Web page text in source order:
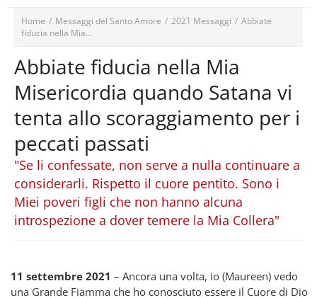
Home / Messaggi del Santo Amore / 2021 Messaggi / Abbiate
fiducia nella Mia...
Abbiate fiducia nella Mia
Misericordia quando Satana vi
tenta allo scoraggiamento per i
peccati passati
"Se li confessate, non serve a nulla continuare a
considerarli. Rispetto il cuore pentito. Sono i
Miei poveri figli che non hanno alcuna
introspezione a dover temere la Mia Collera"
11 settembre 2021 – Ancora una volta, io (Maureen) vedo
una Grande Fiamma che ho conosciuto essere il Cuore di Dio